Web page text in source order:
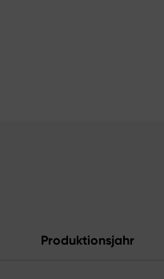
Produktionsjahr